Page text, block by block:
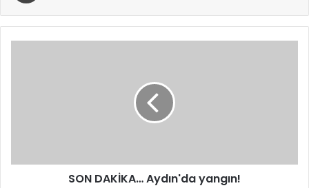
SON DAKİKA… Aydın'da yangın!